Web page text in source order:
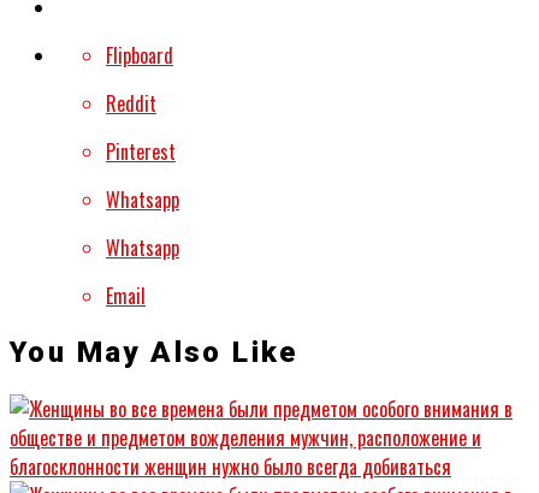
Flipboard
Reddit
Pinterest
Whatsapp
Whatsapp
Email
You May Also Like